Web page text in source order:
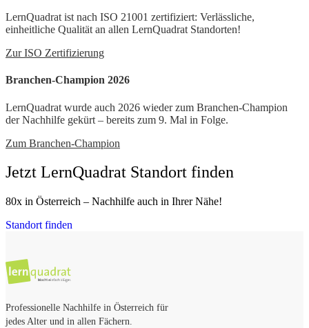
LernQuadrat ist nach ISO 21001 zertifiziert: Verlässliche,
einheitliche Qualität an allen LernQuadrat Standorten!
Zur ISO Zertifizierung
Branchen-Champion 2026
LernQuadrat wurde auch 2026 wieder zum Branchen-Champion
der Nachhilfe gekürt – bereits zum 9. Mal in Folge.
Zum Branchen-Champion
Jetzt LernQuadrat Standort finden
80x in Österreich – Nachhilfe auch in Ihrer Nähe!
Standort finden
Professionelle Nachhilfe in Österreich für
jedes Alter und in allen Fächern.